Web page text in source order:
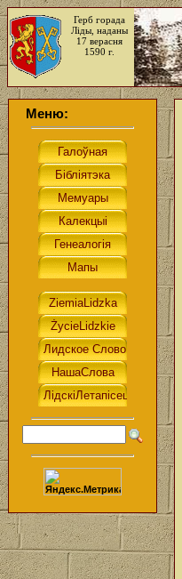
Герб горада
Ліды, наданы
17 верасня
1590 г.
Меню: